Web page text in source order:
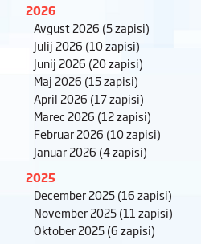
2026
Avgust 2026 (5 zapisi)
Julij 2026 (10 zapisi)
Junij 2026 (20 zapisi)
Maj 2026 (15 zapisi)
April 2026 (17 zapisi)
Marec 2026 (12 zapisi)
Februar 2026 (10 zapisi)
Januar 2026 (4 zapisi)
2025
December 2025(16 zapisi)
November 2025(11 zapisi)
Oktober 2025(6 zapisi)